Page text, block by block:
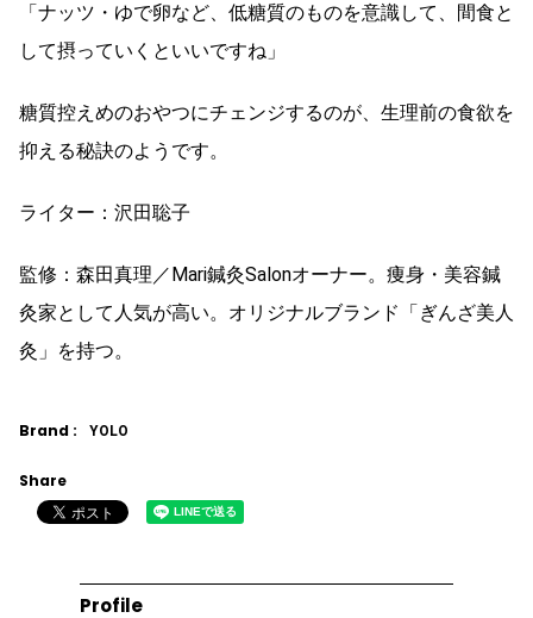
「ナッツ・ゆで卵など、低糖質のものを意識して、間食と
して摂っていくといいですね」
糖質控えめのおやつにチェンジするのが、生理前の食欲を
抑える秘訣のようです。
ライター：沢田聡子
監修：森田真理／Mari鍼灸Salonオーナー。痩身・美容鍼
灸家として人気が高い。オリジナルブランド「ぎんざ美人
灸」を持つ。
Brand : YOLO
Share
Profile